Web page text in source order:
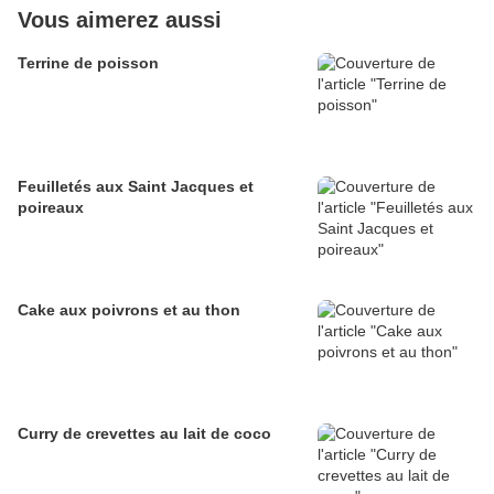
Vous aimerez aussi
Terrine de poisson
Feuilletés aux Saint Jacques et
poireaux
Cake aux poivrons et au thon
Curry de crevettes au lait de coco